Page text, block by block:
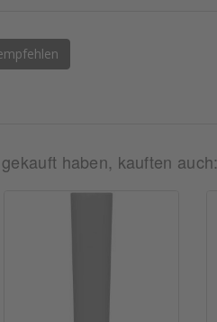
haben, kauften auch: